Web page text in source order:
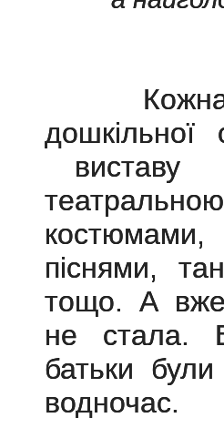
Кожна
виставу
костюмами,
піснями,
тощо. А вже
не стала.
батьки
водночас.